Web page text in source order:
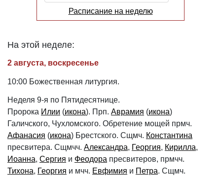
Расписание на неделю
На этой неделе:
2 августа, воскресенье
10:00 Божественная литургия.
Неделя 9-я по Пятидесятнице.
Пророка Илии (икона). Прп. Аврамия (икона)
Галичского, Чухломского. Обретение мощей прмч.
Афанасия (икона) Брестского. Сщмч. Константина
пресвитера. Сщмчч. Александра, Георгия, Кирилла,
Иоанна, Сергия и Феодора пресвитеров, прмчч.
Тихона, Георгия и мчч. Евфимия и Петра. Сщмч.